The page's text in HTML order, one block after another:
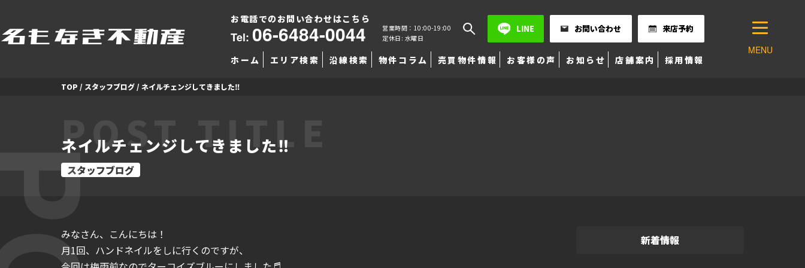
お電話でのお問い合わせはこちら
Tel: 06-6484-0044
営業時間：10:00-19:00
定休日: 水曜日
LINE お問い合わせ 来店予約
ホーム エリア検索 沿線検索 物件コラム 売買物件情報 お客様の声 お知らせ 店舗案内 採用情報
MENU
TOP / スタッフブログ / ネイルチェンジしてきました‼
POST TITLE
ネイルチェンジしてきました‼
スタッフブログ
みなさん、こんにちは！
月1回、ハンドネイルをしに行くのですが、
新着情報